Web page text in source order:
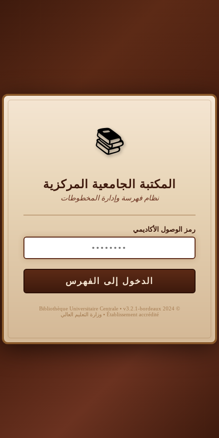
📚
المكتبة الجامعية المركزية
نظام فهرسة وإدارة المخطوطات
رمز الوصول الأكاديمي
الدخول إلى الفهرس
© 2024 Bibliothèque Universitaire Centrale • v3.2.1-bordeaux
Établissement accrédité • وزارة التعليم العالي